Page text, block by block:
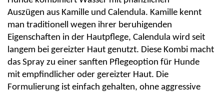
Auszügen aus Kamille und Calendula. Kamille kennt
man traditionell wegen ihrer beruhigenden
Eigenschaften in der Hautpflege, Calendula wird seit
langem bei gereizter Haut genutzt. Diese Kombi macht
das Spray zu einer sanften Pflegeoption für Hunde
mit empfindlicher oder gereizter Haut. Die
Formulierung ist einfach gehalten, ohne aggressive